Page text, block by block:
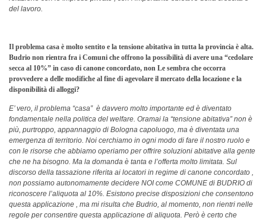
del lavoro.
Il problema casa è molto sentito e la tensione abitativa in tutta la provincia è alta.
Budrio non rientra fra i Comuni che offrono la possibilità di avere una “cedolare
secca al 10%” in caso di canone concordato, non Le sembra che occorra
provvedere a delle modifiche al fine di agevolare il mercato della locazione e la
disponibilità di alloggi?
E’ vero, il problema “casa” è davvero molto importante ed è diventato
fondamentale nella politica del welfare. Oramai la “tensione abitativa” non è
più, purtroppo, appannaggio di Bologna capoluogo, ma è diventata una
emergenza di territorio. Noi cerchiamo in ogni modo di fare il nostro ruolo e
con le risorse che abbiamo operiamo per offrire soluzioni abitative alla gente
che ne ha bisogno. Ma la domanda è tanta e l’offerta molto limitata. Sul
discorso della tassazione riferita ai locatori in regime di canone concordato ,
non possiamo autonomamente decidere NOI come COMUNE di BUDRIO di
riconoscere l’aliquota al 10%. Esistono precise disposizioni che consentono
questa applicazione , ma mi risulta che Budrio, al momento, non rientri nelle
regole per consentire questa applicazione di aliquota. Però è certo che